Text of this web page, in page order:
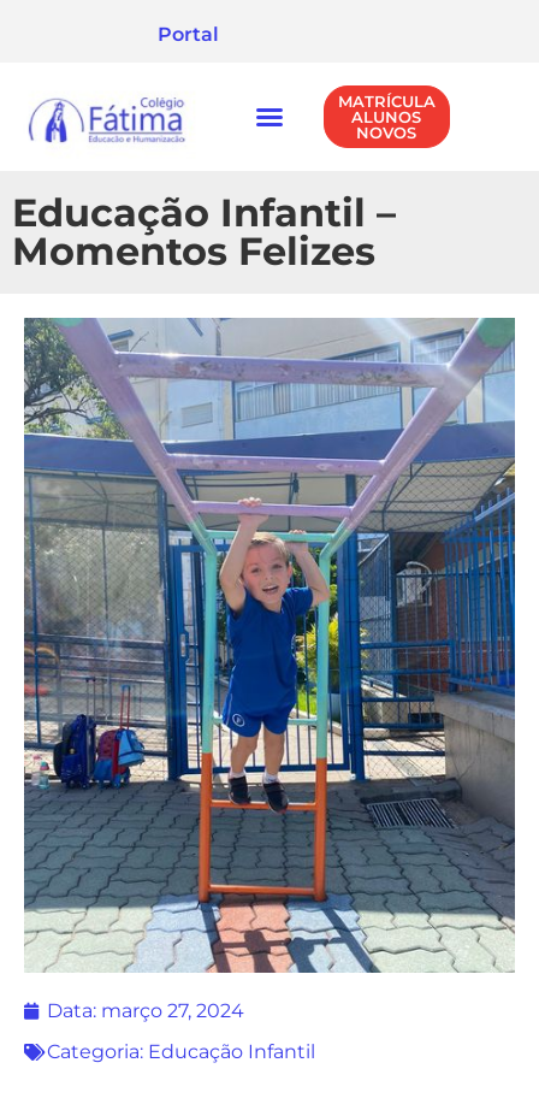
Portal
MATRÍCULA
ALUNOS
NOVOS
Educação Infantil –
Momentos Felizes
Data: março 27, 2024
Categoria: Educação Infantil